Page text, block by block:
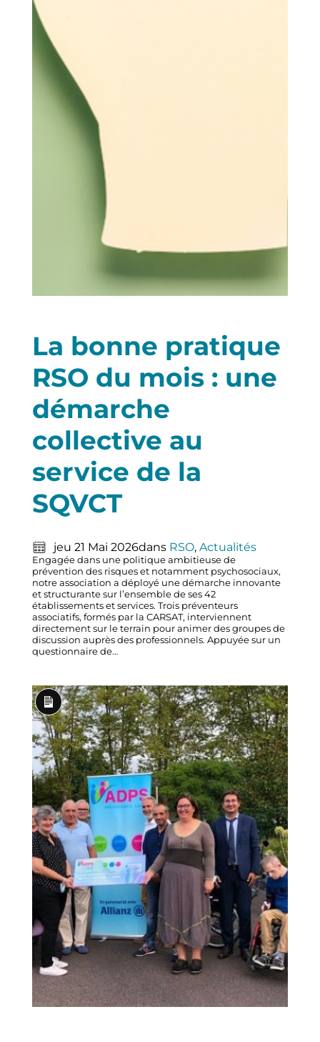
La bonne pratique
RSO du mois : une
démarche
collective au
service de la
SQVCT
jeu 21 Mai 2026dans RSO, Actualités
Engagée dans une politique ambitieuse de
prévention des risques et notamment psychosociaux,
notre association a déployé une démarche innovante
et structurante sur l’ensemble de ses 42
établissements et services. Trois préventeurs
associatifs, formés par la CARSAT, interviennent
directement sur le terrain pour animer des groupes de
discussion auprès des professionnels. Appuyée sur un
questionnaire de…
Long
Description